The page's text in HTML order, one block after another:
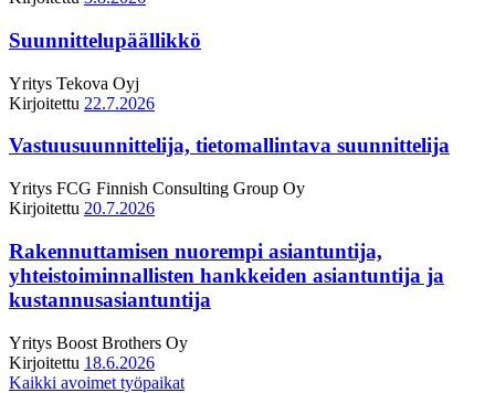
Suunnittelupäällikkö
Yritys Tekova Oyj
Kirjoitettu 22.7.2026
Vastuusuunnittelija, tietomallintava suunnittelija
Yritys FCG Finnish Consulting Group Oy
Kirjoitettu 20.7.2026
Rakennuttamisen nuorempi asiantuntija,
yhteistoiminnallisten hankkeiden asiantuntija ja
kustannusasiantuntija
Yritys Boost Brothers Oy
Kirjoitettu 18.6.2026
Kaikki avoimet työpaikat